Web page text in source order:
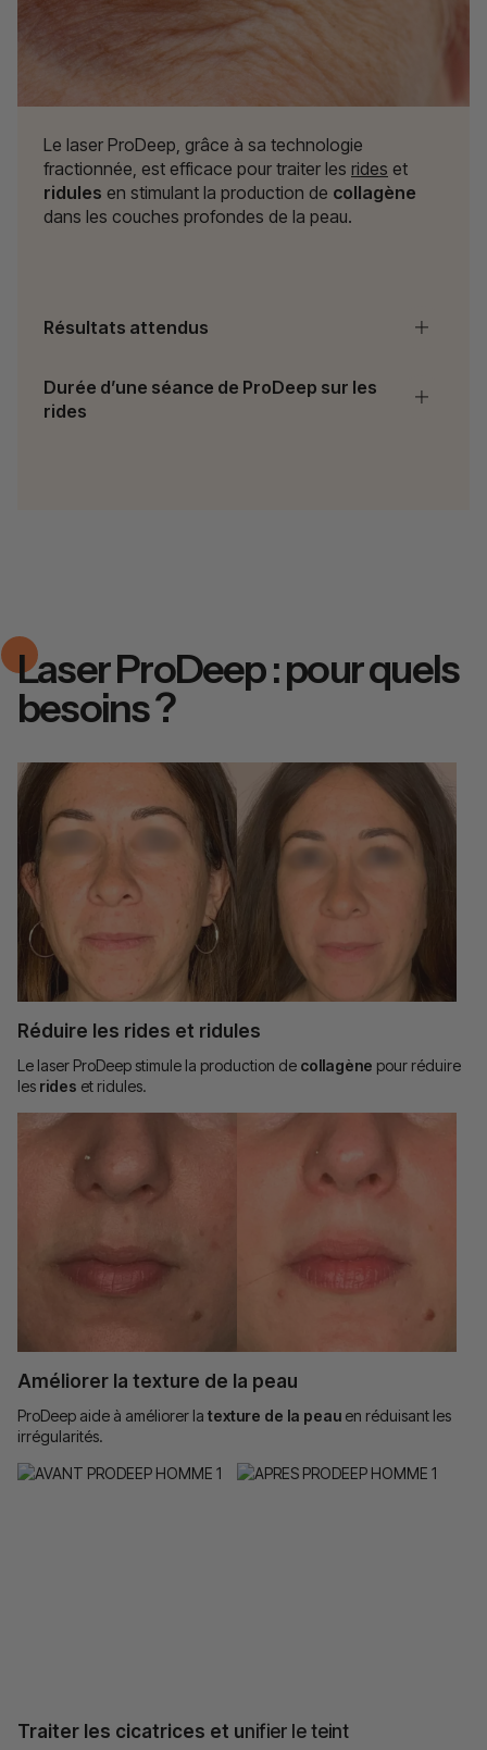
Le laser ProDeep, grâce à sa technologie
fractionnée, est efficace pour traiter les rides et
ridules en stimulant la production de collagène
dans les couches profondes de la peau.
Résultats attendus
Durée d’une séance de ProDeep sur les
rides
Laser ProDeep : pour quels
besoins ?
Réduire les rides et ridules
Le laser ProDeep stimule la production de collagène pour réduire
les rides et ridules.
Améliorer la texture de la peau
ProDeep aide à améliorer la texture de la peau en réduisant les
irrégularités.
Traiter les cicatrices et unifier le teint